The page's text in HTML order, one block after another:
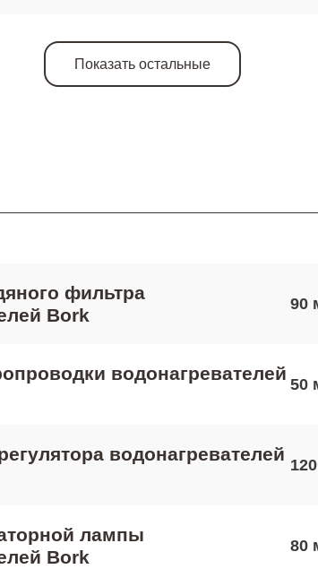
Показать остальные
фильтра
Bork
90
водонагревателей
50
водонагревателей
120
лампы
Bork
80